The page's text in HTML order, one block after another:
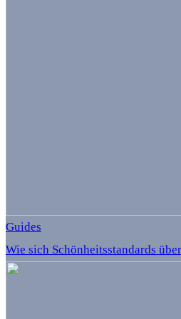
Guides
Wie sich Schönheitsstandards